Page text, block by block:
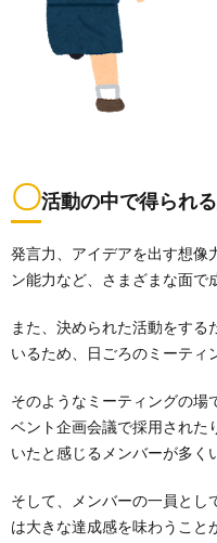
〇活動の中で得られ
発言力、アイデアを出す想像
ン能力など、さまざまな面で
また、決められた活動をす
いるため、日ごろのミーティ
そのようなミーティングの場
ベント企画会議で採用された
いたと感じるメンバーが多く
そして、メンバーの一員とし
は大きな達成感を味わうこと